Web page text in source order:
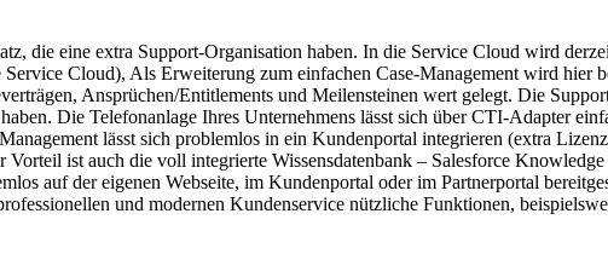
die eine extra Support-Organisation haben. In die Service Cloud wird
Service Cloud), Als Erweiterung zum einfachen Case-Management wird hier
Ansprüchen/Entitlements und Meilensteinen wert gelegt. Die
Die Telefonanlage Ihres Unternehmens lässt sich über CTI-Adapter
lässt sich problemlos in ein Kundenportal integrieren (extra
Vorteil ist auch die voll integrierte Wissensdatenbank – Salesforce
auf der eigenen Webseite, im Kundenportal oder im Partnerportal
und modernen Kundenservice nützliche Funktionen,